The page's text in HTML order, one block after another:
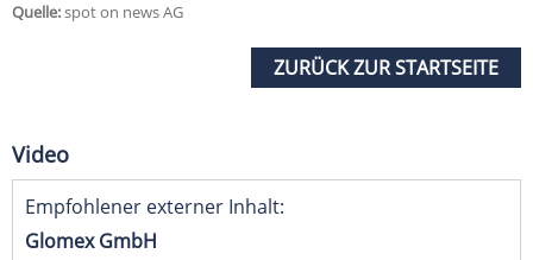
Quelle:spot on news AG
ZURÜCK ZUR STARTSEITE
Video
Empfohlener externer Inhalt:
Glomex GmbH